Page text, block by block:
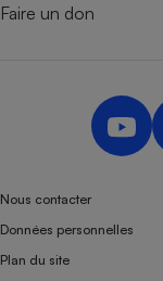
Faire un don
Nous contacter
Données personnelles
Plan du site